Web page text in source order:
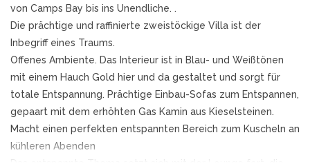
von Camps Bay bis ins Unendliche. .
Die prächtige und raffinierte zweistöckige Villa ist der
Inbegriff eines Traums.
Offenes Ambiente. Das Interieur ist in Blau- und Weißtönen
mit einem Hauch Gold hier und da gestaltet und sorgt für
totale Entspannung. Prächtige Einbau-Sofas zum Entspannen,
gepaart mit dem erhöhten Gas Kamin aus Kieselsteinen.
Macht einen perfekten entspannten Bereich zum Kuscheln an
kühleren Abenden